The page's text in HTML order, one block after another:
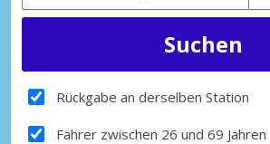
Rückgabe an derselben Station
Fahrer zwischen 26 und 69 Jahren